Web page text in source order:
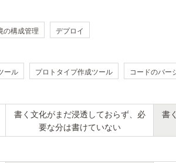
の構成管理 デプロイ
ール プロトタイプ作成ツール コードのバー
書く文化がまだ浸透しておらず、必
要な分は書けていない
書